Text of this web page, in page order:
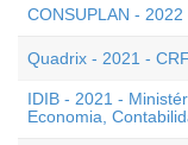
CONSUPLAN -
Quadrix - 2021 -
IDIB - 2021 -
Economia,